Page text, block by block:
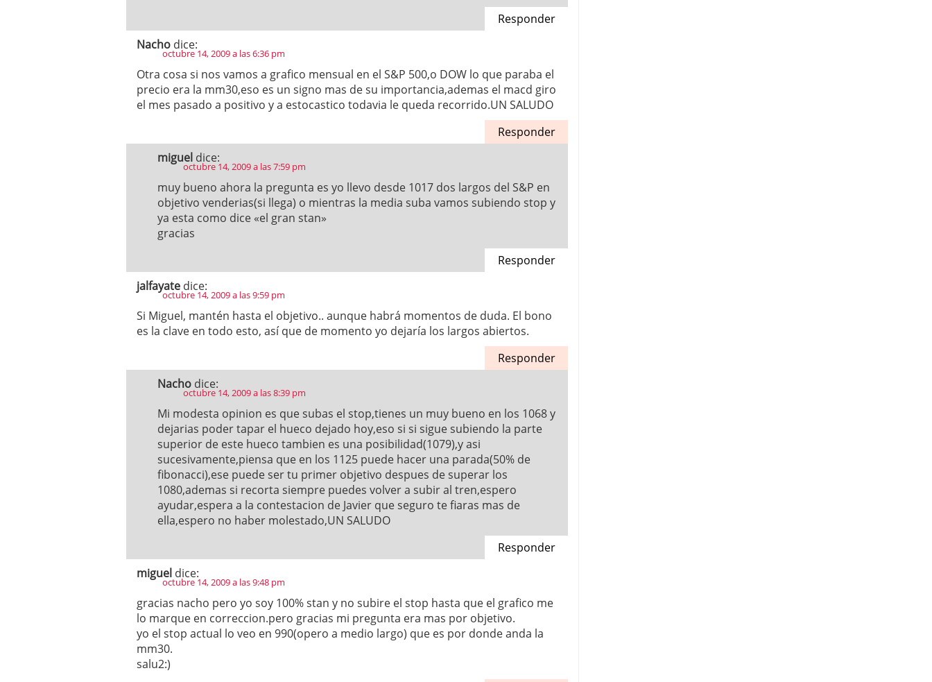
Responder
Nacho dice:
octubre 14, 2009 a las 6:36 pm
Otra cosa si nos vamos a grafico mensual en el S&P 500,o DOW lo que paraba el
precio era la mm30,eso es un signo mas de su importancia,ademas el macd giro
el mes pasado a positivo y a estocastico todavia le queda recorrido.UN SALUDO
Responder
miguel dice:
octubre 14, 2009 a las 7:59 pm
muy bueno ahora la pregunta es yo llevo desde 1017 dos largos del S&P en
objetivo venderias(si llega) o mientras la media suba vamos subiendo stop y
ya esta como dice «el gran stan»
gracias
Responder
jalfayate dice:
octubre 14, 2009 a las 9:59 pm
Si Miguel, mantén hasta el objetivo.. aunque habrá momentos de duda. El bono
es la clave en todo esto, así que de momento yo dejaría los largos abiertos.
Responder
Nacho dice:
octubre 14, 2009 a las 8:39 pm
Mi modesta opinion es que subas el stop,tienes un muy bueno en los 1068 y
dejarias poder tapar el hueco dejado hoy,eso si si sigue subiendo la parte
superior de este hueco tambien es una posibilidad(1079),y asi
sucesivamente,piensa que en los 1125 puede hacer una parada(50% de
fibonacci),ese puede ser tu primer objetivo despues de superar los
1080,ademas si recorta siempre puedes volver a subir al tren,espero
ayudar,espera a la contestacion de Javier que seguro te fiaras mas de
ella,espero no haber molestado,UN SALUDO
Responder
miguel dice:
octubre 14, 2009 a las 9:48 pm
gracias nacho pero yo soy 100% stan y no subire el stop hasta que el grafico me
lo marque en correccion.pero gracias mi pregunta era mas por objetivo.
yo el stop actual lo veo en 990(opero a medio largo) que es por donde anda la
mm30.
salu2:)